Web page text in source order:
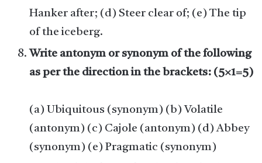
Hanker after; (d) Steer clear of; (e) The tip
of the iceberg.
Write antonym or synonym of the following
as per the direction in the brackets: (5×1=5)
(a) Ubiquitous (synonym) (b) Volatile
(antonym) (c) Cajole (antonym) (d) Abbey
(synonym) (e) Pragmatic (synonym)